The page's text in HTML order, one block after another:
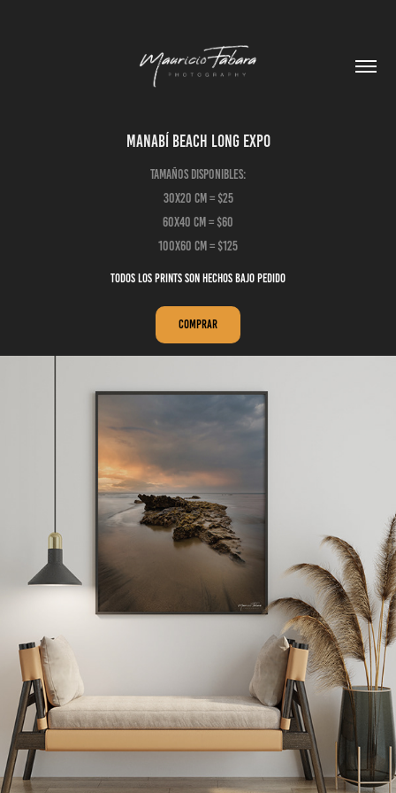
Manabí Beach Long Expo
Tamaños disponibles:
30x20 cm = $25
60x40 cm = $60
Todos los prints son hechos bajo pedido
Comprar